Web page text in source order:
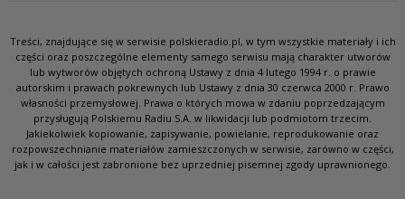
Treści, znajdujące się w serwisie polskieradio.pl, w tym wszystkie materiały i ich
części oraz poszczególne elementy samego serwisu mają charakter utworów
lub wytworów objętych ochroną Ustawy z dnia 4 lutego 1994 r. o prawie
autorskim i prawach pokrewnych lub Ustawy z dnia 30 czerwca 2000 r. Prawo
własności przemysłowej. Prawa o których mowa w zdaniu poprzedzającym
przysługują Polskiemu Radiu S.A. w likwidacji lub podmiotom trzecim.
Jakiekolwiek kopiowanie, zapisywanie, powielanie, reprodukowanie oraz
rozpowszechnianie materiałów zamieszczonych w serwisie, zarówno w części,
jak i w całości jest zabronione bez uprzedniej pisemnej zgody uprawnionego.